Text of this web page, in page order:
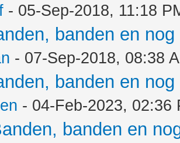
- 05-Sep-2018, 11:18
banden en
- 07-Sep-2018, 08:38
banden en
- 04-Feb-2023, 02:36
banden en